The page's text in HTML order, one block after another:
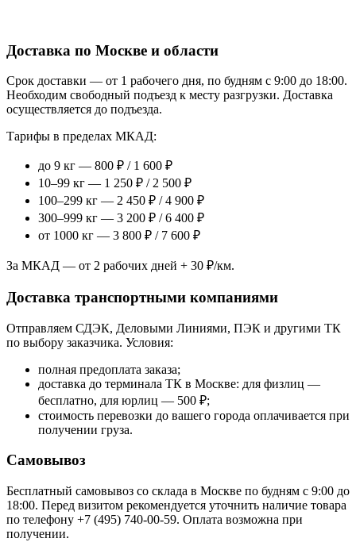
Доставка по Москве и области
Срок доставки — от 1 рабочего дня, по будням с 9:00 до 18:00.
Необходим свободный подъезд к месту разгрузки. Доставка
осуществляется до подъезда.
Тарифы в пределах МКАД:
до 9 кг — 800 ₽ / 1 600 ₽
10–99 кг — 1 250 ₽ / 2 500 ₽
100–299 кг — 2 450 ₽ / 4 900 ₽
300–999 кг — 3 200 ₽ / 6 400 ₽
от 1000 кг — 3 800 ₽ / 7 600 ₽
За МКАД — от 2 рабочих дней + 30 ₽/км.
Доставка транспортными компаниями
Отправляем СДЭК, Деловыми Линиями, ПЭК и другими ТК
по выбору заказчика. Условия:
полная предоплата заказа;
доставка до терминала ТК в Москве: для физлиц —
бесплатно, для юрлиц — 500 ₽;
стоимость перевозки до вашего города оплачивается при
получении груза.
Самовывоз
Бесплатный самовывоз со склада в Москве по будням с 9:00 до
18:00. Перед визитом рекомендуется уточнить наличие товара
по телефону +7 (495) 740-00-59. Оплата возможна при
получении.